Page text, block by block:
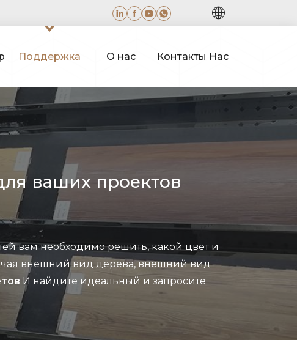
Поддержка О нас Контакты Нас
ваших проектов
вам необходимо решить, какой цвет и
внешний вид дерева, внешний вид
И найдите идеальный и запросите